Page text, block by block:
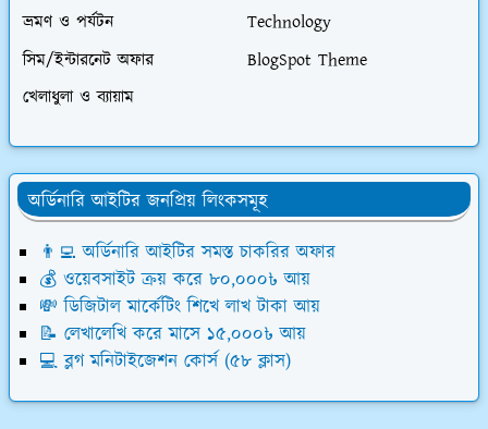
ভ্রমণ ও পর্যটন
Technology
সিম/ইন্টারনেট অফার
BlogSpot Theme
খেলাধুলা ও ব্যায়াম
অর্ডিনারি আইটির জনপ্রিয় লিংকসমূহ
👨‍💻 অর্ডিনারি আইটির সমস্ত চাকরির অফার
💰 ওয়েবসাইট ক্রয় করে ৮০,০০০৳ আয়
💸 ডিজিটাল মার্কেটিং শিখে লাখ টাকা আয়
📝 লেখালেখি করে মাসে ১৫,০০০৳ আয়
💻 ব্লগ মনিটাইজেশন কোর্স (৫৮ ক্লাস)